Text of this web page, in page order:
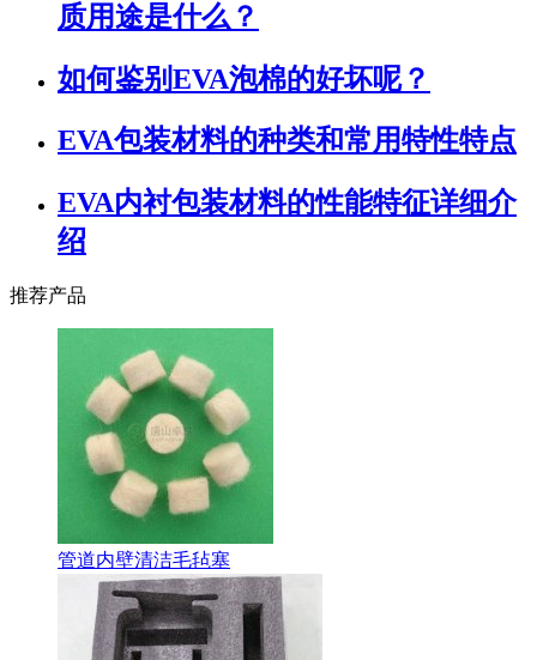
质用途是什么？
如何鉴别EVA泡棉的好坏呢？
EVA包装材料的种类和常用特性特点
EVA内衬包装材料的性能特征详细介
绍
推荐产品
管道内壁清洁毛毡塞